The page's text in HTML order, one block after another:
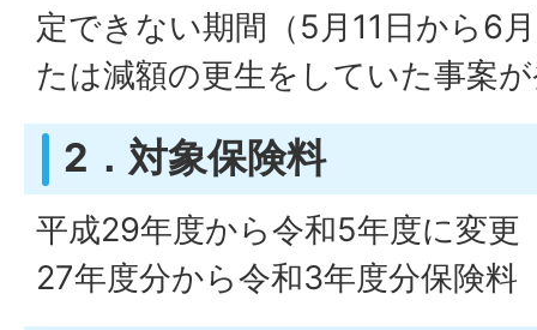
定できない期間（5月11日から6
たは減額の更生をしていた事案
2．対象保険料
平成29年度から令和5年度に変更
27年度分から令和3年度分保険料